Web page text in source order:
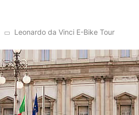
Leonardo da Vinci E-Bike Tour